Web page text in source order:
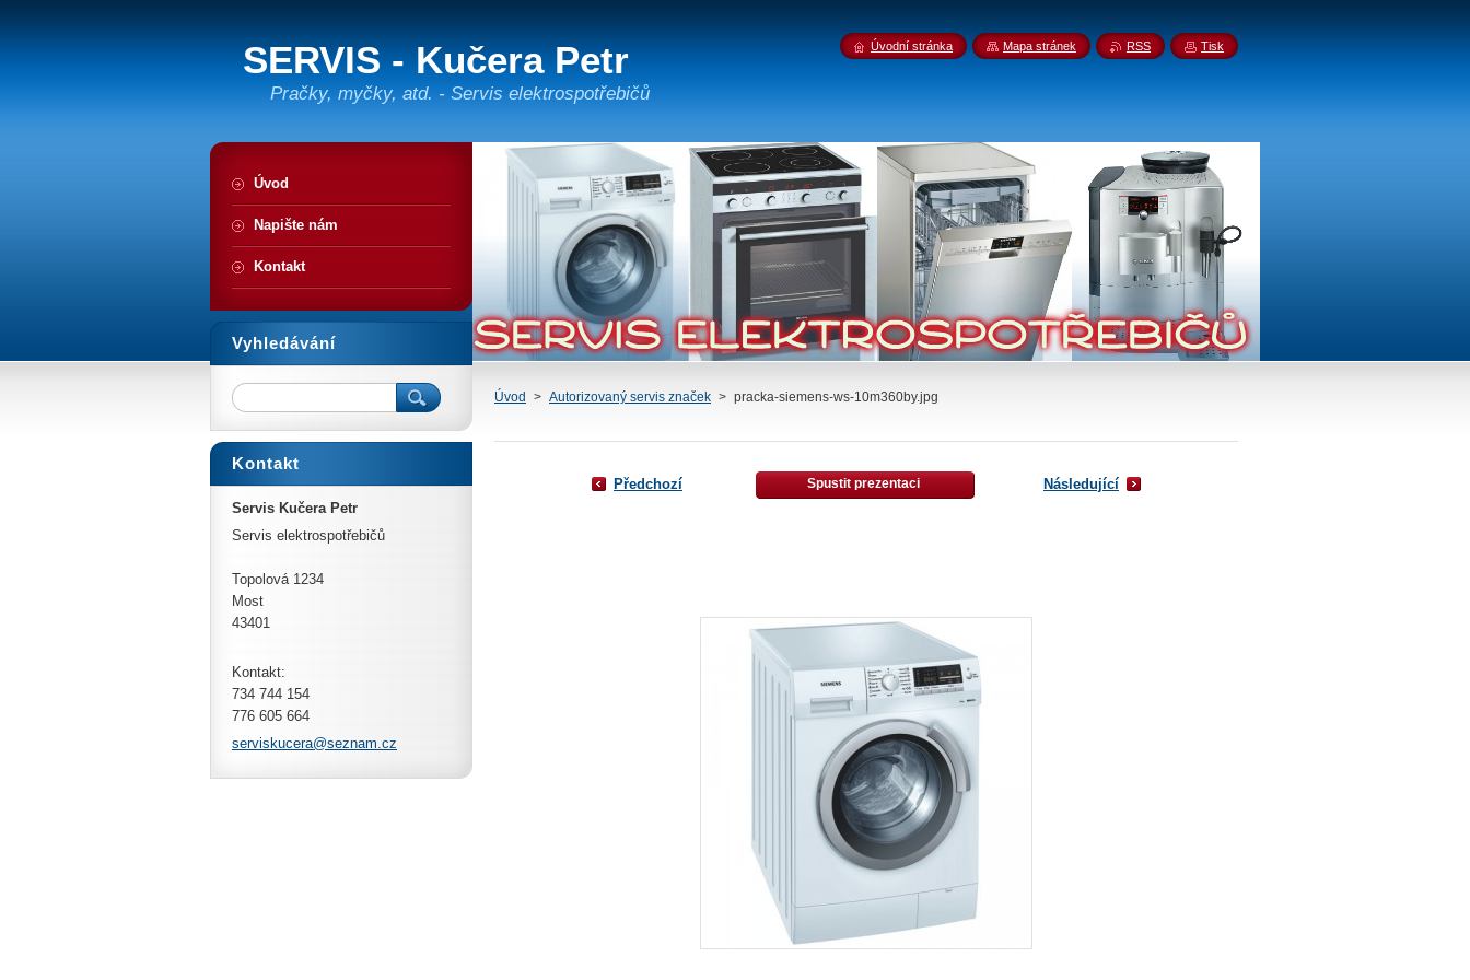
SERVIS - Kučera Petr
Pračky, myčky, atd. - Servis elektrospotřebičů
Úvod > Autorizovaný servis značek > pracka-siemens-ws-10m360by.jpg
Předchozí Spustit prezentaci Následující
Úvod
Napište nám
Kontakt
Vyhledávání
Kontakt
Servis Kučera Petr
Servis elektrospotřebičů
Topolová 1234
Most
43401
Kontakt:
734 744 154
776 605 664
serviskucera@seznam.cz
Úvodní stránka Mapa stránek RSS Tisk